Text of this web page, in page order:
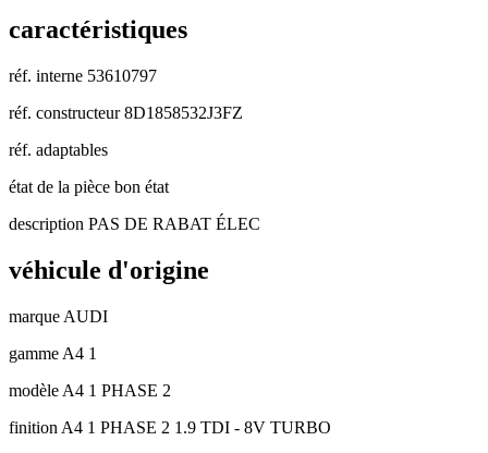
caractéristiques
réf. interne 53610797
réf. constructeur 8D1858532J3FZ
réf. adaptables
état de la pièce bon état
description PAS DE RABAT ÉLEC
véhicule d'origine
marque AUDI
gamme A4 1
modèle A4 1 PHASE 2
finition A4 1 PHASE 2 1.9 TDI - 8V TURBO